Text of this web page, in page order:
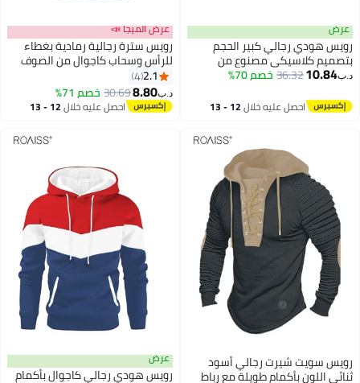
هودي رجالي كبير الحجم
كلاسيكي مصنوع من
الثقيل للشتاء مع تصميم
دافئ بغطاء للرأس مناسب
في الشارع مع الأزواج غير
10.84
36.32خصم 70%
احصل عليه خلال 12 - 13
عرض الميجا 📣
رويس سترة رجالية رمادية بغطاء
للرأس وسحاب كاجوال من الصوف
وجيوب جانبية وياقة على شكل حرف
V وأكمام طويلة ونمط دافئ يومي
للسفر والتنقل في الطقس البارد
والجامعة يوميًا
2.1
4
د.ب‏8.80
30.69خصم 71%
احصل عليه خلال 12 - 13
سويت شيرت رجالي أسود
اللون بأكمام طويلة مع رباط
عرض
رويس هودي رجالي كاجوال بأكمام